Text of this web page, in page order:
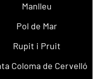
Manlleu
Pol de Mar
Rupit i Pruit
Coloma de Cervelló